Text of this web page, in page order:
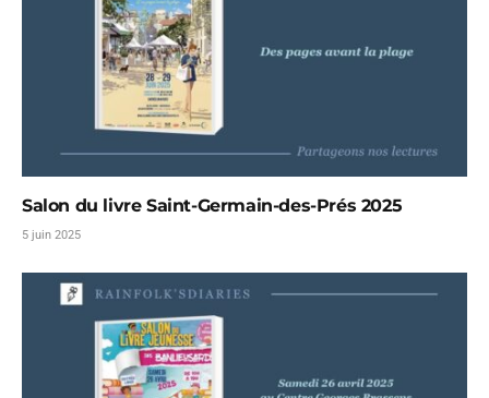
Salon du livre Saint-Germain-des-Prés 2025
5 juin 2025